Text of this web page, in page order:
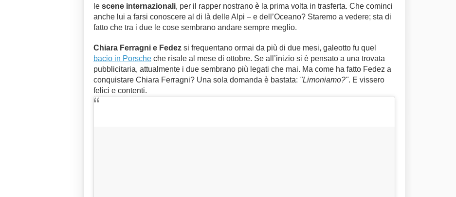
le scene internazionali, per il rapper nostrano è la prima volta in trasferta. Che cominci
anche lui a farsi conoscere al di là delle Alpi – e dell’Oceano? Staremo a vedere; sta di
fatto che tra i due le cose sembrano andare sempre meglio.
Chiara Ferragni e Fedez si frequentano ormai da più di due mesi, galeotto fu quel
bacio in Porsche che risale al mese di ottobre. Se all’inizio si è pensato a una trovata
pubblicitaria, attualmente i due sembrano più legati che mai. Ma come ha fatto Fedez a
conquistare Chiara Ferragni? Una sola domanda è bastata: "Limoniamo?". E vissero
felici e contenti.